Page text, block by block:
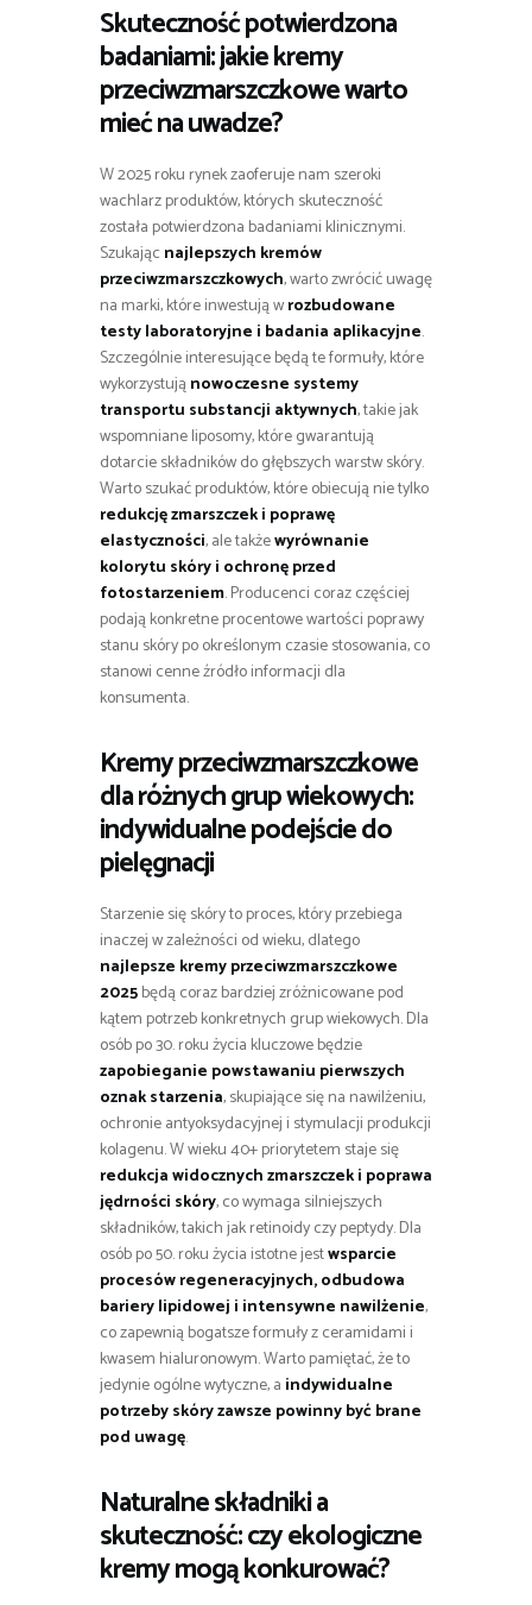
Skuteczność potwierdzona
badaniami: jakie kremy
przeciwzmarszczkowe warto
mieć na uwadze?
W 2025 roku rynek zaoferuje nam szeroki
wachlarz produktów, których skuteczność
została potwierdzona badaniami klinicznymi.
Szukając najlepszych kremów
przeciwzmarszczkowych, warto zwrócić uwagę
na marki, które inwestują wrozbudowane
testy laboratoryjne i badania aplikacyjne.
Szczególnie interesujące będą te formuły, które
wykorzystująnowoczesne systemy
transportu substancji aktywnych, takie jak
wspomniane liposomy, które gwarantują
dotarcie składników do głębszych warstw skóry.
Warto szukać produktów, które obiecują nie tylko
redukcję zmarszczek i poprawę
elastyczności, ale takżewyrównanie
kolorytu skóry i ochronę przed
fotostarzeniem. Producenci coraz częściej
podają konkretne procentowe wartości poprawy
stanu skóry po określonym czasie stosowania, co
stanowi cenne źródło informacji dla
konsumenta.
Kremy przeciwzmarszczkowe
dla różnych grup wiekowych:
indywidualne podejście do
pielęgnacji
Starzenie się skóry to proces, który przebiega
inaczej w zależności od wieku, dlatego
najlepsze kremy przeciwzmarszczkowe
2025będą coraz bardziej zróżnicowane pod
kątem potrzeb konkretnych grup wiekowych. Dla
osób po 30. roku życia kluczowe będzie
zapobieganie powstawaniu pierwszych
oznak starzenia, skupiające się na nawilżeniu,
ochronie antyoksydacyjnej i stymulacji produkcji
kolagenu. W wieku 40+ priorytetem staje się
redukcja widocznych zmarszczek i poprawa
jędrności skóry, co wymaga silniejszych
składników, takich jak retinoidy czy peptydy. Dla
osób po 50. roku życia istotne jestwsparcie
procesów regeneracyjnych, odbudowa
bariery lipidowej i intensywne nawilżenie,
co zapewnią bogatsze formuły z ceramidami i
kwasem hialuronowym. Warto pamiętać, że to
jedynie ogólne wytyczne, a indywidualne
potrzeby skóry zawsze powinny być brane
pod uwagę.
Naturalne składniki a
skuteczność: czy ekologiczne
kremy mogą konkurować?